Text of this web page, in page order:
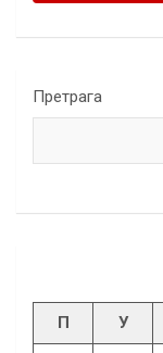
Претрага
П У